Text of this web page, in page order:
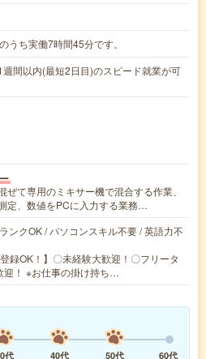
うち実働7時間45分です。
間以内(最短2日目)のスピード就業が可
ぜて専用のミキサー機で混合する作業、
定、数値をPCに入力する業務…
ンクOK / パソコンスキル不要 / 英語力不
録OK！】〇未経験大歓迎！〇フリータ
！ ※お仕事の掛け持ち…
代 40代 50代 60代